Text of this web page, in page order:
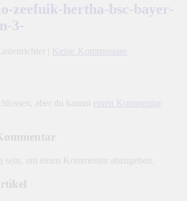
zeefuik-hertha-bsc-bayer-
3-
Keine Kommentare
aber du kannst einen Kommentar
sein, um einen Kommentar abzugeben.